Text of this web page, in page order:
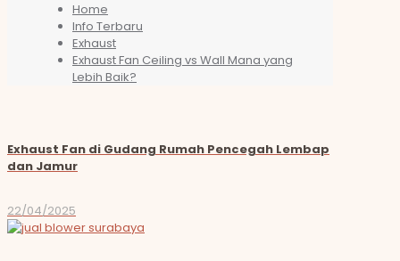
Home
Info Terbaru
Exhaust
Exhaust Fan Ceiling vs Wall Mana yang
Lebih Baik?
Exhaust Fan di Gudang Rumah Pencegah Lembap
dan Jamur
22/04/2025